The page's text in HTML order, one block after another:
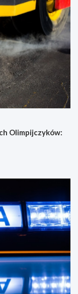
Olimpijczyków: